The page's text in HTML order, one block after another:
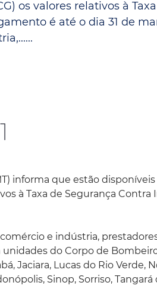
os valores relativos à
é até o dia 31 de
informa que estão
à Taxa de Segurança Contra
e indústria,
do Corpo de
Jaciara, Lucas do Rio Verde,
Sinop, Sorriso, Tangará